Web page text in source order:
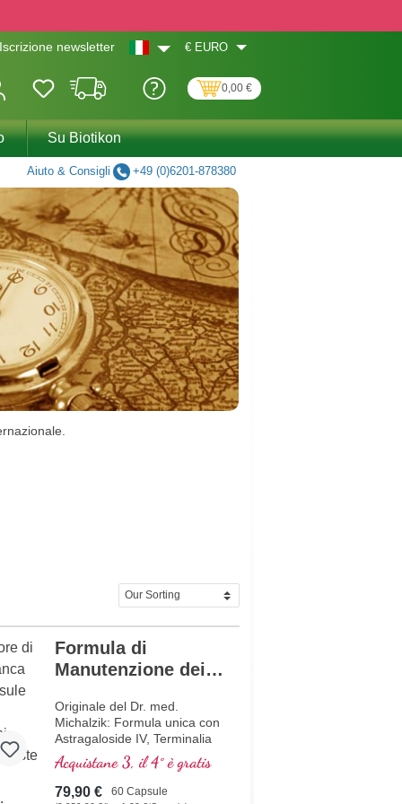
Iscrizione newsletter € EURO
0,00 €
Su Biotikon
Aiuto & Consigli +49 (0)6201-878380
Formula di
Manutenzione dei
Originale del Dr. med.
Michalzik: Formula unica con
Astragaloside IV, Terminalia
chebula e Vitamina D3 per
una divisione cellulare
ottimale e la manutenzione
Acquistane 3, il 4° è gratis
79,90 € 60 Capsule